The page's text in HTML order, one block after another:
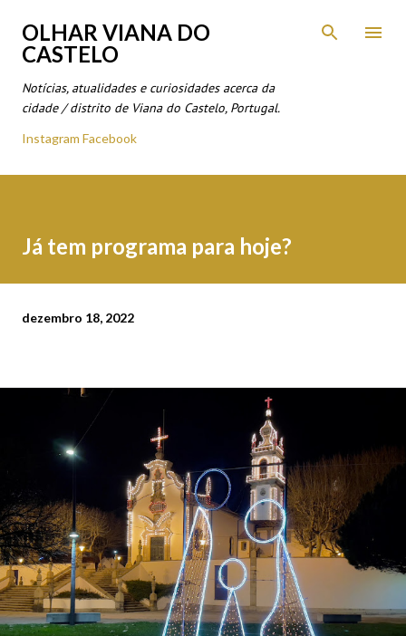
Avançar para o conteúdo principal
OLHAR VIANA DO
CASTELO
Notícias, atualidades e curiosidades acerca da
cidade / distrito de Viana do Castelo, Portugal.
Instagram Facebook
Já tem programa para hoje?
dezembro 18, 2022